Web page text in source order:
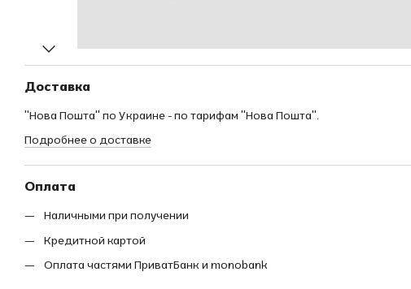
Доставка
"Нова Пошта" по Украине - по тарифам "Нова Пошта".
Подробнее о доставке
Оплата
Наличными при получении
Кредитной картой
Оплата частями ПриватБанк и monobank